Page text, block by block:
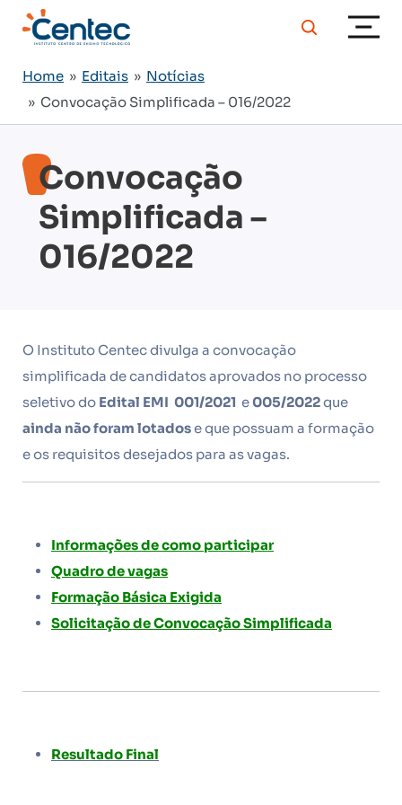
Home » Editais » Notícias
» Convocação Simplificada – 016/2022
Convocação
Simplificada –
016/2022
O Instituto Centec divulga a convocação
simplificada de candidatos aprovados no processo
seletivo do Edital EMI 001/2021 e 005/2022que
ainda não foram lotadose que possuam a formação
e os requisitos desejados para as vagas.
Informações de como participar
Quadro de vagas
Formação Básica Exigida
Solicitação de Convocação Simplificada
Resultado Final